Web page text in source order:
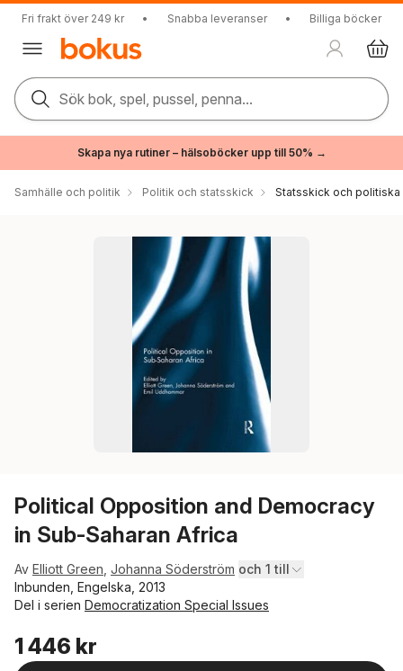
Fri frakt över 249 kr • Snabba leveranser • Billiga böcker
Sök bok, spel, pussel, penna...
Skapa nya rutiner – hälsoböcker upp till 50% →
Samhälle och politik Politik och statsskick Statsskick och
Political Opposition and Democracy
in Sub-Saharan Africa
Av Elliott Green Johanna Söderström och 1 till
Inbunden, Engelska, 2013
Del i serien Democratization Special Issues
1 446 kr